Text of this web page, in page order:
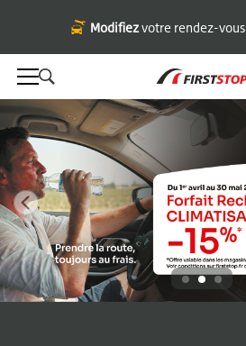
Modifiezvotre rendez-vous